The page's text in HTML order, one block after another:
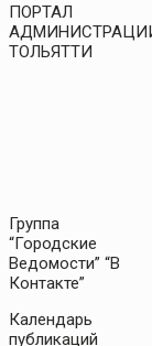
ПОРТАЛ
ТОЛЬЯТТИ
Группа
“Городские
Ведомости” “В
Контакте”
Календарь
публикаций